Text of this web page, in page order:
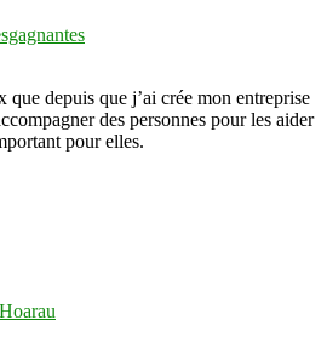
que depuis que j’ai crée mon entreprise
des personnes pour les aider
pour elles.